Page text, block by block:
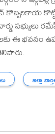
కొబ్బరికాయ
ఈ భవనం
జిల్లా